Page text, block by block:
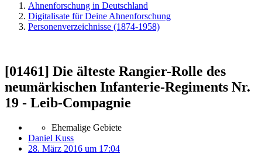
Ahnenforschung in Deutschland
Digitalisate für Deine Ahnenforschung
Personenverzeichnisse (1874-1958)
[01461] Die älteste Rangier-Rolle des
neumärkischen Infanterie-Regiments Nr.
19 - Leib-Compagnie
Ehemalige Gebiete
Daniel Kuss
28. März 2016 um 17:04